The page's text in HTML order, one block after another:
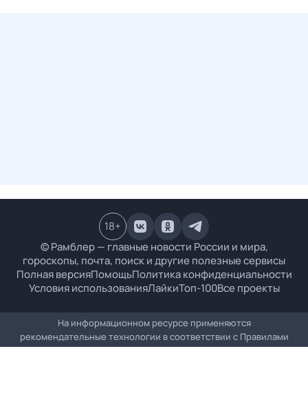
© Рамблер — главные новости России и мира,
гороскопы, почта, поиск и другие полезные сервисы
Полная версияПомощьПолитика конфиденциальности
Условия использованияЛайкиТоп-100Все проекты
18+
На информационном ресурсе применяются
рекомендательные технологии в соответствии с Правилами